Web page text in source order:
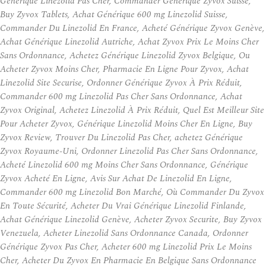
Buy Zyvox Tablets, Achat Générique 600 mg Linezolid Suisse,
Commander Du Linezolid En France, Acheté Générique Zyvox Genève,
Achat Générique Linezolid Autriche, Achat Zyvox Prix Le Moins Cher
Sans Ordonnance, Achetez Générique Linezolid Zyvox Belgique, Ou
Acheter Zyvox Moins Cher, Pharmacie En Ligne Pour Zyvox, Achat
Linezolid Site Securise, Ordonner Générique Zyvox À Prix Réduit,
Commander 600 mg Linezolid Pas Cher Sans Ordonnance, Achat
Zyvox Original, Achetez Linezolid À Prix Réduit, Quel Est Meilleur Site
Pour Acheter Zyvox, Générique Linezolid Moins Cher En Ligne, Buy
Zyvox Review, Trouver Du Linezolid Pas Cher, achetez Générique
Zyvox Royaume-Uni, Ordonner Linezolid Pas Cher Sans Ordonnance,
Acheté Linezolid 600 mg Moins Cher Sans Ordonnance, Générique
Zyvox Acheté En Ligne, Avis Sur Achat De Linezolid En Ligne,
Commander 600 mg Linezolid Bon Marché, Où Commander Du Zyvox
En Toute Sécurité, Acheter Du Vrai Générique Linezolid Finlande,
Achat Générique Linezolid Genève, Acheter Zyvox Securite, Buy Zyvox
Venezuela, Acheter Linezolid Sans Ordonnance Canada, Ordonner
Générique Zyvox Pas Cher, Acheter 600 mg Linezolid Prix Le Moins
Cher, Acheter Du Zyvox En Pharmacie En Belgique Sans Ordonnance